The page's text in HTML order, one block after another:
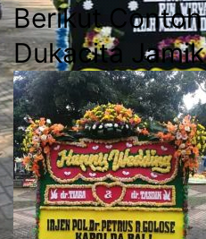
Berikut
Dukacita